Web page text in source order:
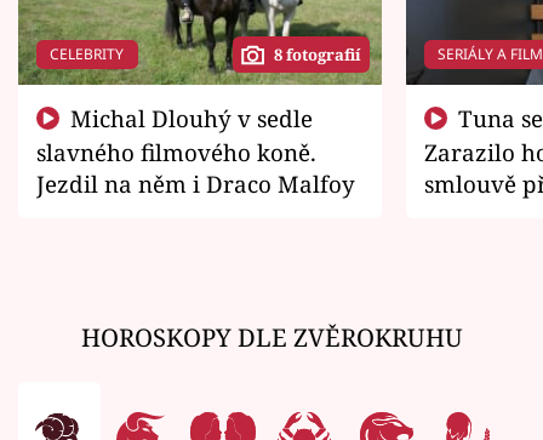
CELEBRITY 8 fotografií
slavného filmového koně.
Jezdil na něm i Draco Malfoy
SERIÁLY A
Zarazilo
smlouvě
HOROSKOPY DLE ZVĚROKRUHU